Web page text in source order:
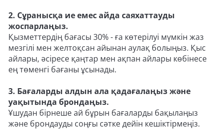
2. Сұранысқа ие емес айда саяхаттауды
жоспарлаңыз.
Қызметтердің бағасы 30% - ға көтерілуі мүмкін жаз
мезгілі мен желтоқсан айынан аулақ болыңыз. Қыс
айлары, әсіресе қаңтар мен ақпан айлары көбінесе
ең төменгі бағаны ұсынады.
3. Бағаларды алдын ала қадағалаңыз және
уақытында брондаңыз.
Ұшудан бірнеше ай бұрын бағаларды бақылаңыз
және брондауды соңғы сәтке дейін кешіктірмеңіз.